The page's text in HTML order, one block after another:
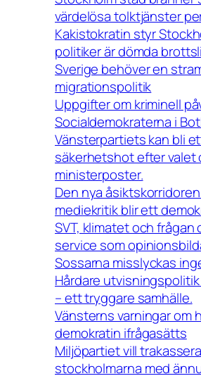
värdelösa tolktjänster
Kakistokratin styr
politiker är dömda
Sverige behöver en
migrationspolitik
Uppgifter om kriminell
Socialdemokraterna i
Vänsterpartiets kan bli
säkerhetshot efter valet
ministerposter.
Den nya
mediekritik blir ett
SVT, klimatet och frågan
service som
Sossarna misslyckas
Hårdare
– ett tryggare samhälle.
Vänsterns varningar om
demokratin ifrågasätts
Miljöpartiet vill trakassera
stockholmarna med